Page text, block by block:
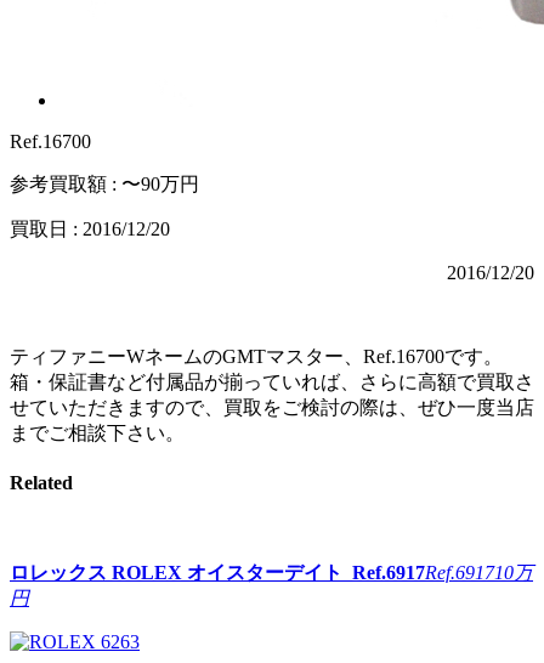
Ref.16700
参考買取額 : 〜90万円
買取日 : 2016/12/20
2016/12/20
ティファニーWネームのGMTマスター、Ref.16700です。
箱・保証書など付属品が揃っていれば、さらに高額で買取さ
せていただきますので、買取をご検討の際は、ぜひ一度当店
までご相談下さい。
Related
ロレックス ROLEX オイスターデイト Ref.6917Ref.691710万
円